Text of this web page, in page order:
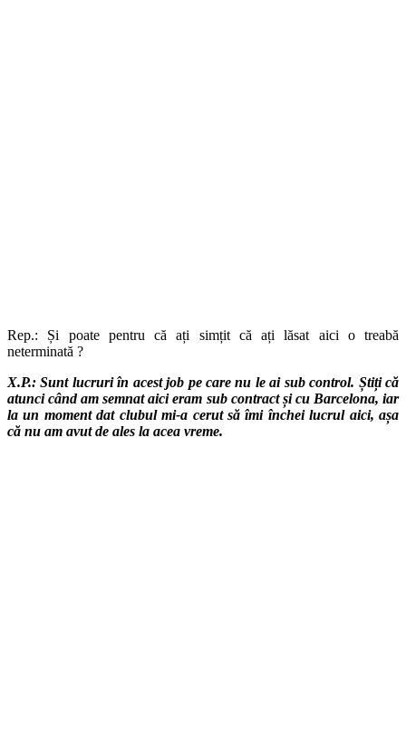
Rep.: Și poate pentru că ați simțit că ați lăsat aici o treabă
neterminată ?
X.P.: Sunt lucruri în acest job pe care nu le ai sub control. Știți că
atunci când am semnat aici eram sub contract și cu Barcelona, iar
la un moment dat clubul mi-a cerut să îmi închei lucrul aici, așa
că nu am avut de ales la acea vreme.